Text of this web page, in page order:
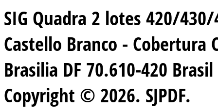
SIG Quadra 2 lotes 420/
Castello Branco - Cobertura
Brasilia DF 70.610-420 Brasil
Copyright © 2026. SJPDF.